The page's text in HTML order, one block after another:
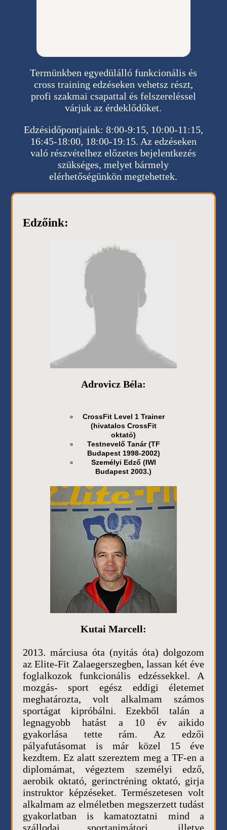
Termünkben egyedülálló funkcionális és
cross training edzéseken vehetsz részt,
profi szakmai csapattal és felszereléssel
várjuk az érdeklődőket.
Edzésidőpontjaink: 8:00-9:15, 10:00-11:15,
16:45-18:00, 18:00-19:15. Az edzéseken
való részvételhez előzetes bejelentkezés
szükséges, melyet bármely
elérhetőségünkön megtehettek.
Edzőink:
Adrovicz Béla:
CrossFit Level 1 Trainer
(hivatalos CrossFit
oktató)
Testnevelő Tanár (TF
Budapest 1998-2002)
Személyi Edző (IWI
Budapest 2003.)
Kutai Marcell:
2013. márciusa óta (nyitás óta) dolgozom
az Elite-Fit Zalaegerszegben, lassan két éve
foglalkozok funkcionális edzéssekkel. A
mozgás- sport egész eddigi életemet
meghatározta, volt alkalmam számos
sportágat kipróbálni. Ezekből talán a
legnagyobb hatást a 10 év aikido
gyakorlása tette rám. Az edzői
pályafutásomat is már közel 15 éve
kezdtem. Ez alatt szereztem meg a TF-en a
diplomámat, végeztem személyi edző,
aerobik oktató, gerinctréning oktató, girja
instruktor képzéseket. Természetesen volt
alkalmam az elméletben megszerzett tudást
gyakorlatban is kamatoztatni mind a
szállodai sportanimátori, illetve